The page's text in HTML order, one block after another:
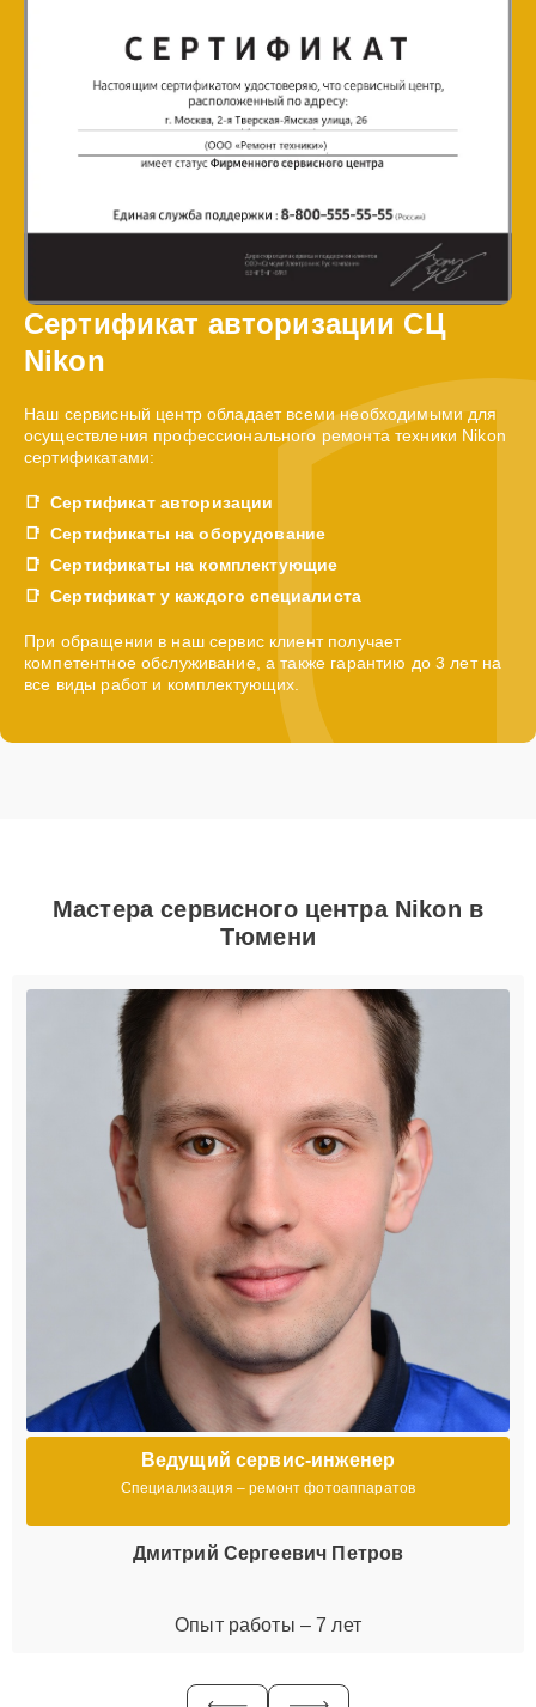
Сертификат авторизации СЦ
Nikon
Наш сервисный центр обладает всеми необходимыми для
осуществления профессионального ремонта техники Nikon
сертификатами:
Сертификат авторизации
Сертификаты на оборудование
Сертификаты на комплектующие
Сертификат у каждого специалиста
При обращении в наш сервис клиент получает
компетентное обслуживание, а также гарантию до 3 лет на
все виды работ и комплектующих.
Мастера сервисного центра Nikon в
Тюмени
Ведущий сервис-инженер
Специализация – ремонт фотоаппаратов
Дмитрий Сергеевич Петров
Опыт работы – 7 лет